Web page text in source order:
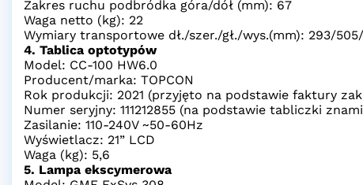
Zakres ruchu podbródka góra/dół (mm): 67
Waga netto (kg): 22
Wymiary transportowe dł./szer./gł./wys.(mm): 293/
4. Tablica optotypów
Model: CC-100 HW6.0
Producent/marka: TOPCON
Rok produkcji: 2021 (przyjęto na podstawie faktury
Numer seryjny: 111212855 (na podstawie tabliczki
Zasilanie: 110-240V ~50-60Hz
Wyświetlacz: 21” LCD
Waga (kg): 5,6
5. Lampa ekscymerowa